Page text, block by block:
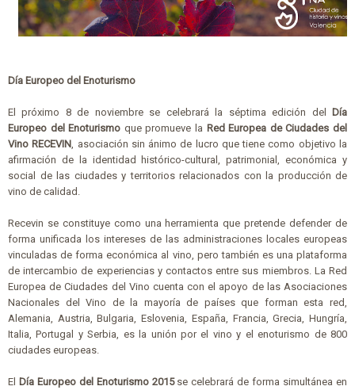
Día Europeo del Enoturismo
El próximo 8 de noviembre se celebrará la séptima edición del
Día
Europeo del Enoturismo que promueve la Red Europea de Ciudades del
Vino RECEVIN , asociación sin ánimo de lucro que tiene como objetivo la
afirmación de la identidad histórico-cultural, patrimonial, económica y
social de las ciudades y territorios relacionados con la producción de
vino de calidad.
Recevin se constituye como una herramienta que pretende defender de
forma unificada los intereses de las administraciones locales europeas
vinculadas de forma económica al vino, pero también es una plataforma
de intercambio de experiencias y contactos entre sus miembros. La Red
Europea de Ciudades del Vino cuenta con el apoyo de las Asociaciones
Nacionales del Vino de la mayoría de países que forman esta red,
Alemania, Austria, Bulgaria, Eslovenia, España, Francia, Grecia, Hungría,
Italia, Portugal y Serbia, es la unión por el vino y el enoturismo de 800
ciudades europeas.
El Día Europeo del Enoturismo 2015se celebrará de forma simultánea en